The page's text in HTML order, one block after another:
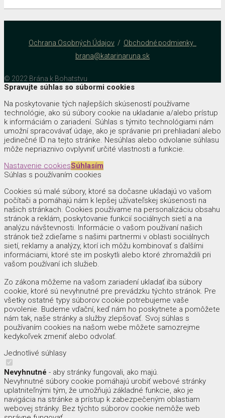
Ochrana Osobných Údajov / Obchodné podmienky
brana@katarinaruna.sk
© 2022 Brána k Bohatstvu
Spravujte súhlas so súbormi cookies
Na poskytovanie tých najlepších skúseností používame
technológie, ako sú súbory cookie na ukladanie a/alebo prístup
k informáciám o zariadení. Súhlas s týmito technológiami nám
umožní spracovávať údaje, ako je správanie pri prehliadaní alebo
jedinečné ID na tejto stránke. Nesúhlas alebo odvolanie súhlasu
môže nepriaznivo ovplyvniť určité vlastnosti a funkcie.
Nastavenie cookiesSúhlasím
Súhlas s používaním cookies
Cookies sú malé súbory, ktoré sa dočasne ukladajú vo vašom
počítači a pomáhajú nám k lepšej užívateľskej skúsenosti na
našich stránkach. Cookies používame na personalizáciu obsahu
stránok a reklám, poskytovanie funkcií sociálnych sietí a na
analýzu návštevnosti. Informácie o vašom používaní našich
stránok tiež zdieľame s našimi partnermi v oblasti sociálnych
sietí, reklamy a analýzy, ktorí ich môžu kombinovať s ďalšími
informáciami, ktoré ste im poskytli alebo ktoré zhromaždili pri
vašom používaní ich služieb.
Zo zákona môžeme na vašom zariadení ukladať iba súbory
cookie, ktoré sú nevyhnutné pre prevádzku týchto stránok. Pre
všetky ostatné typy súborov cookie potrebujeme vaše
povolenie. Budeme vďační, keď nám ho poskytnete a pomôžete
nám tak, naše stránky a služby zlepšovať. Svoj súhlas s
používaním cookies na našom webe môžete samozrejme
kedykoľvek zmeniť alebo odvolať.
Jednotlivé súhlasy
Nevyhnutné - aby stránky fungovali, ako majú.
Nevyhnutné súbory cookie pomáhajú urobiť webové stránky
uplatniteľnými tým, že umožňujú základné funkcie, ako je
navigácia na stránke a prístup k zabezpečeným oblastiam
webovej stránky. Bez týchto súborov cookie nemôže web